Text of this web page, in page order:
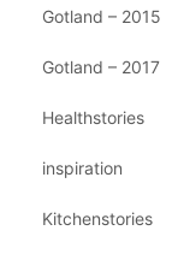
Gotland – 2015
Gotland – 2017
Healthstories
inspiration
Kitchenstories